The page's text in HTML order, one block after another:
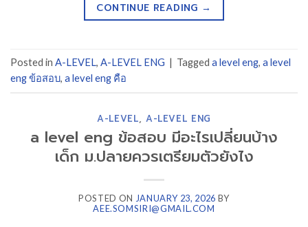
CONTINUE READING →
Posted in A-LEVEL, A-LEVEL ENG | Tagged a level eng, a level
eng ข้อสอบ, a level eng คือ
A-LEVEL, A-LEVEL ENG
a level eng ข้อสอบ มีอะไรเปลี่ยนบ้าง
เด็ก ม.ปลายควรเตรียมตัวยังไง
POSTED ON JANUARY 23, 2026 BY
AEE.SOMSIRI@GMAIL.COM